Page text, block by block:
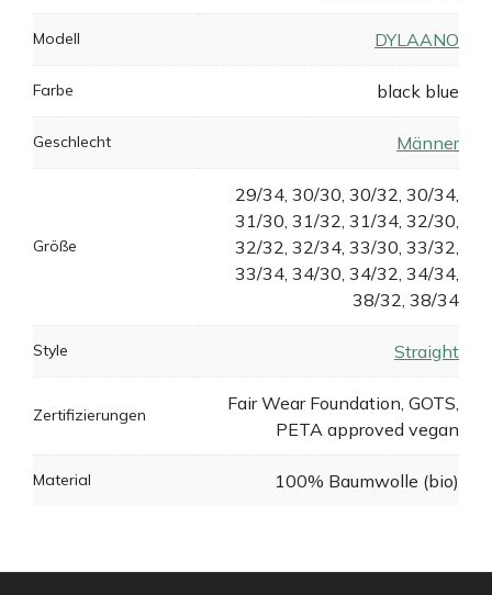
Modell DYLAANO
Farbe black blue
Geschlecht Männer
Größe
29/34, 30/30, 30/32, 30/34,
31/30, 31/32, 31/34, 32/30,
32/32, 32/34, 33/30, 33/32,
33/34, 34/30, 34/32, 34/34,
38/32, 38/34
Style Straight
Zertifizierungen
Fair Wear Foundation, GOTS,
PETA approved vegan
Material 100% Baumwolle (bio)